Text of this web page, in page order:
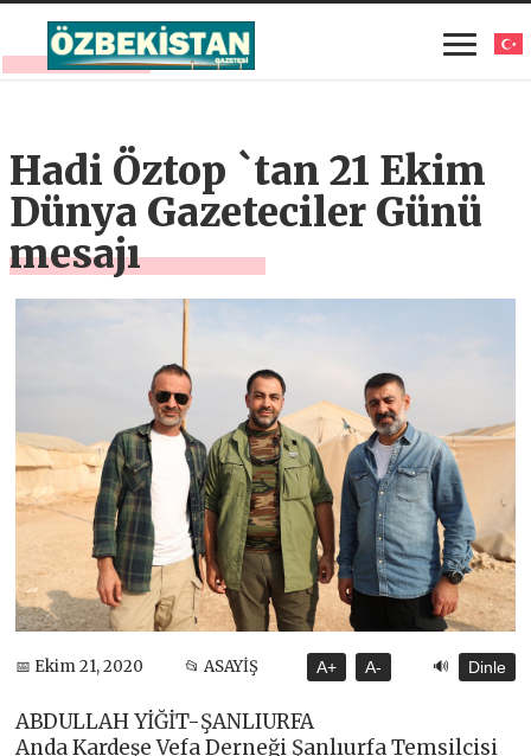
Hadi Öztop `tan 21 Ekim
Dünya Gazeteciler Günü
mesajı
📅 Ekim 21, 2020 📂 ASAYİŞ A+ A- 🔊 Dinle
ABDULLAH YİĞİT-ŞANLIURFA
Anda Kardeşe Vefa Derneği Şanlıurfa Temsilcisi